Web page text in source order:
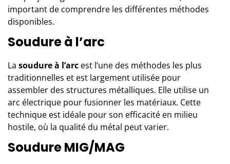
important de comprendre les différentes méthodes
disponibles.
Soudure à l’arc
La soudure à l’arc est l’une des méthodes les plus
traditionnelles et est largement utilisée pour
assembler des structures métalliques. Elle utilise un
arc électrique pour fusionner les matériaux. Cette
technique est idéale pour son efficacité en milieu
hostile, où la qualité du métal peut varier.
Soudure MIG/MAG